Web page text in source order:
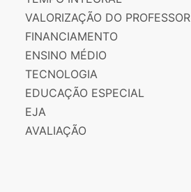
VALORIZAÇÃO DO PROFESSOR
FINANCIAMENTO
ENSINO MÉDIO
TECNOLOGIA
EDUCAÇÃO ESPECIAL
EJA
AVALIAÇÃO